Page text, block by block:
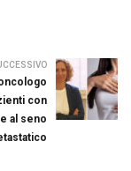
con
al seno